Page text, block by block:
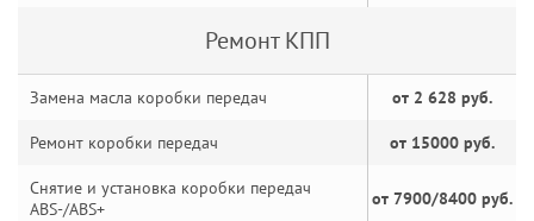
Ремонт КПП
Замена масла коробки передач от 2 628 руб.
Ремонт коробки передач от 15000 руб.
Снятие и установка коробки передач
ABS-/ABS+
от 7900/8400 руб.